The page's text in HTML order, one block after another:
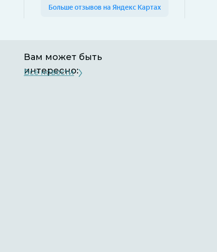
Вам может быть
интересно:
Все новости